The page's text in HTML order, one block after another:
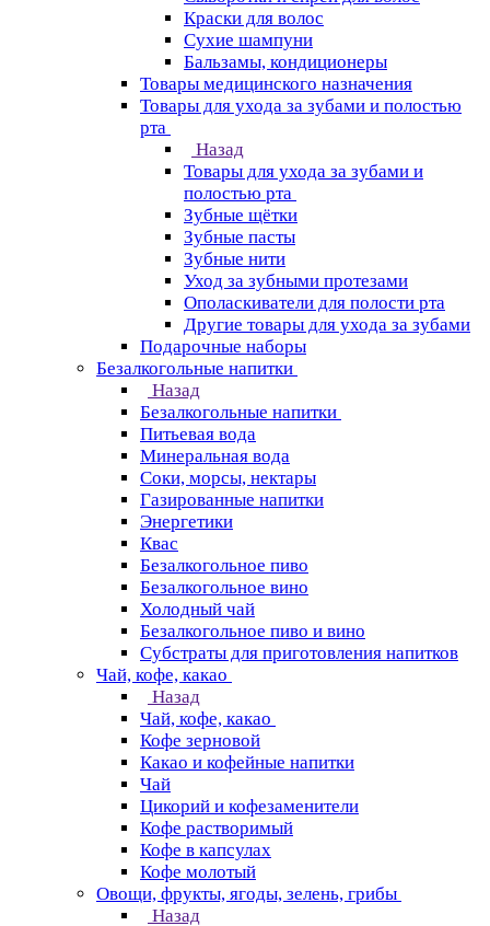
Краски для волос
Сухие шампуни
Бальзамы, кондиционеры
Товары медицинского назначения
Товары для ухода за зубами и полостью
рта
Назад
Товары для ухода за зубами и
полостью рта
Зубные щётки
Зубные пасты
Зубные нити
Уход за зубными протезами
Ополаскиватели для полости рта
Другие товары для ухода за зубами
Подарочные наборы
Безалкогольные напитки
Назад
Безалкогольные напитки
Питьевая вода
Минеральная вода
Соки, морсы, нектары
Газированные напитки
Энергетики
Квас
Безалкогольное пиво
Безалкогольное вино
Холодный чай
Безалкогольное пиво и вино
Субстраты для приготовления напитков
Чай, кофе, какао
Назад
Чай, кофе, какао
Кофе зерновой
Какао и кофейные напитки
Чай
Цикорий и кофезаменители
Кофе растворимый
Кофе в капсулах
Кофе молотый
Овощи, фрукты, ягоды, зелень, грибы
Назад